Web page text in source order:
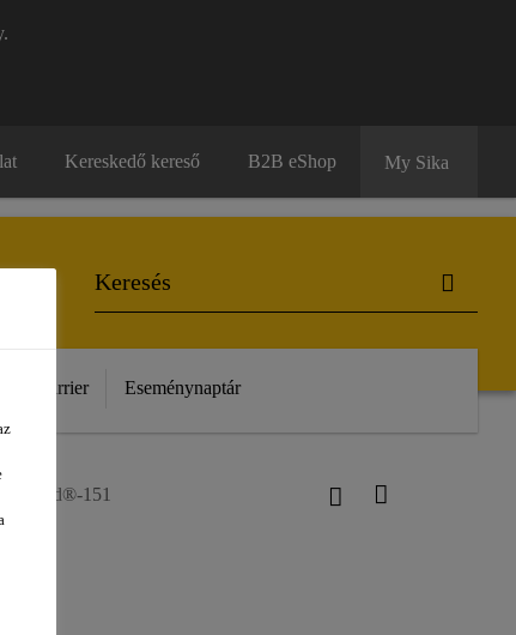
Kereskedő kereső B2B eShop My Sika
Karrier Eseménynaptár
151